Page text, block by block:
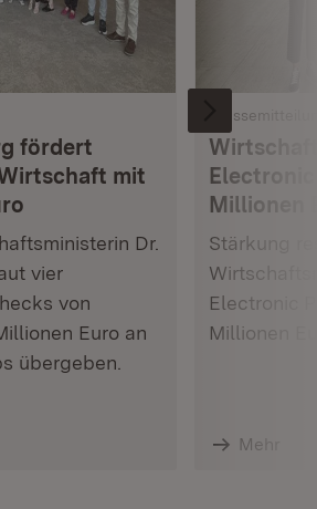
fördert
mit
Dr.
vier
von
Euro an
übergeben.
Millionen
Stärkung
Electronic
Millionen
Mehr